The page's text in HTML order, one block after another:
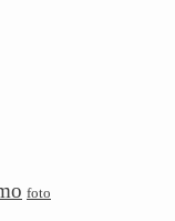
foto